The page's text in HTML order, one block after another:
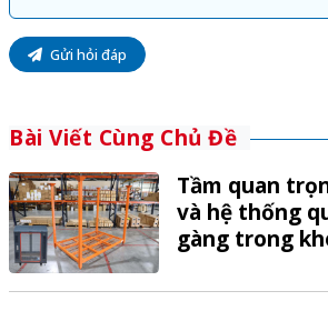
Gửi hỏi đáp
Bài Viết Cùng Chủ Đề
Tầm quan
và hệ thống
gàng trong